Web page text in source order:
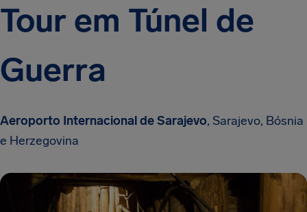
Tour em Túnel de
Guerra
Aeroporto Internacional de Sarajevo, Sarajevo, Bósnia
e Herzegovina